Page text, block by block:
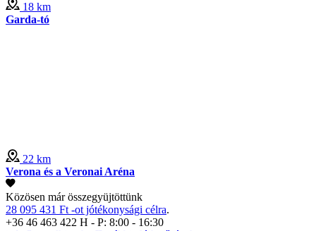
18 km
Garda-tó
22 km
Verona és a Veronai Aréna
Közösen már összegyüjtöttünk
28 095 431 Ft -ot jótékonysági célra.
+36 46 463 422 H - P: 8:00 - 16:30